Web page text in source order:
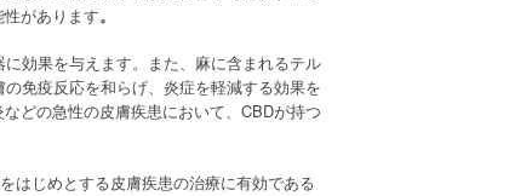
があります。
効果を与えます。また、麻に含まれるテル
免疫反応を和らげ、炎症を軽減する効果を
どの急性の皮膚疾患において、CBDが持つ
はじめとする皮膚疾患の治療に有効である